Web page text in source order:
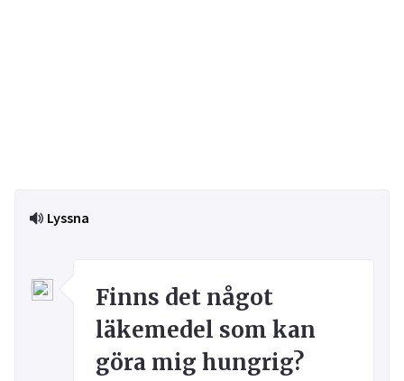
Lyssna
Finns det något
läkemedel som kan
göra mig hungrig?